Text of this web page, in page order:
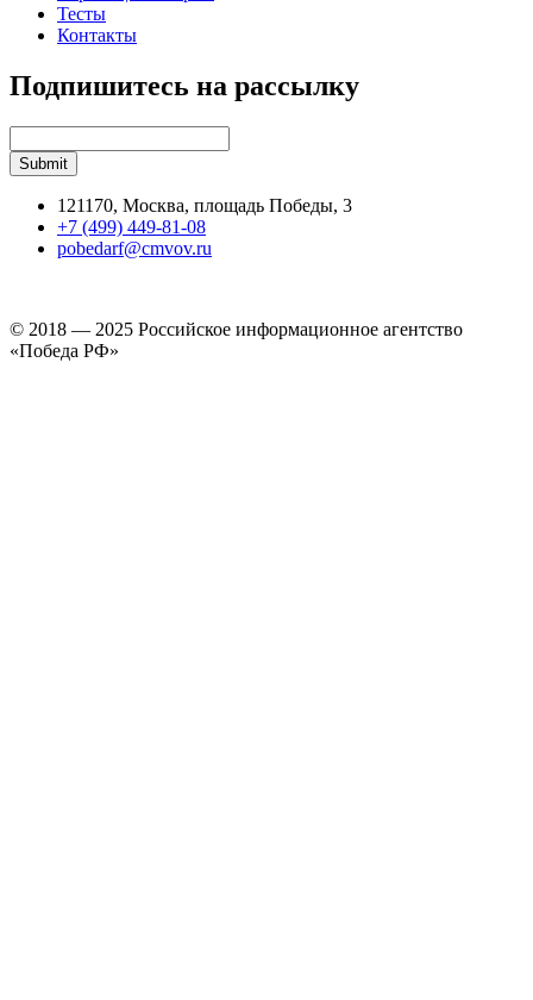
Тесты
Контакты
Подпишитесь на рассылку
121170, Москва, площадь Победы, 3
+7 (499) 449-81-08
pobedarf@cmvov.ru
© 2018 — 2025 Российское информационное агентство
«Победа РФ»